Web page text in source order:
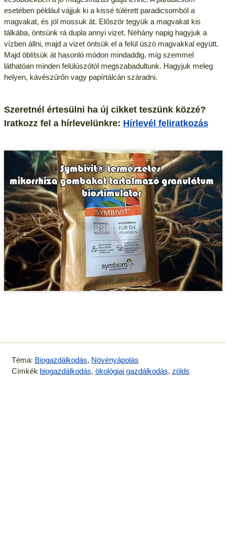
esetében például vájjuk ki a kissé túlérett paradicsomból a
magvakat, és jól mossuk át. Először tegyük a magvakat kis
tálkába, öntsünk rá dupla annyi vizet. Néhány napig hagyjuk a
vízben állni, majd a vizet öntsük el a felül úszó magvakkal együtt.
Majd öblítsük át hasonló módon mindaddig, míg szemmel
láthatóan minden felülúszótól megszabadultunk. Hagyjuk meleg
helyen, kávészűrőn vagy papírtálcán száradni.
Szeretnél értesülni ha új cikket teszünk közzé?
Iratkozz fel a hírlevelünkre: Hírlevél feliratkozás
Téma: Biogazdálkodás, Növényápolás
Címkék biogazdálkodás, ökológiai gazdálkodás, zölds